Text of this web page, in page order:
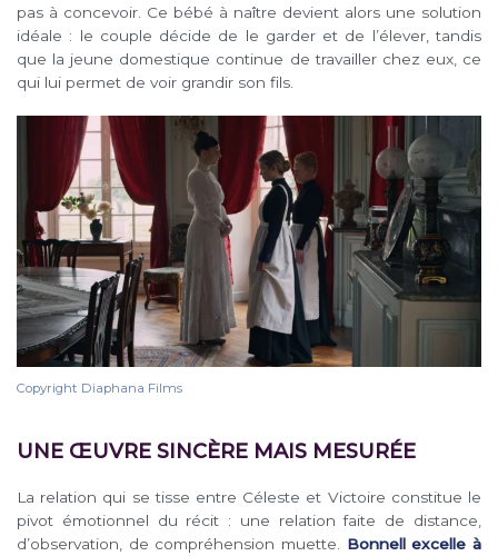
pas à concevoir. Ce bébé à naître devient alors une solution
idéale : le couple décide de le garder et de l’élever, tandis
que la jeune domestique continue de travailler chez eux, ce
qui lui permet de voir grandir son fils.
Copyright Diaphana Films
UNE ŒUVRE SINCÈRE MAIS MESURÉE
La relation qui se tisse entre Céleste et Victoire constitue le
pivot émotionnel du récit : une relation faite de distance,
d’observation, de compréhension muette. Bonnell excelle à